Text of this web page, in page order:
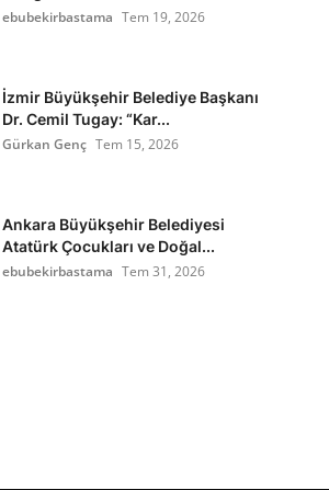
ebubekirbastama Tem 19, 2026
İzmir Büyükşehir Belediye Başkanı
Dr. Cemil Tugay: “Kar...
Gürkan Genç Tem 15, 2026
Ankara Büyükşehir Belediyesi
Atatürk Çocukları ve Doğal...
ebubekirbastama Tem 31, 2026